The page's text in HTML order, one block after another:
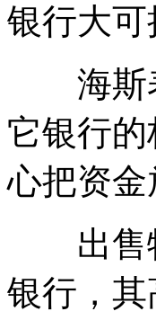
银行大
海斯表
它银行
心把资
出售特
银行，